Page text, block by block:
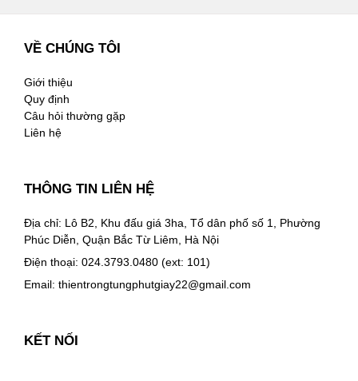
VỀ CHÚNG TÔI
Giới thiệu
Quy định
Câu hỏi thường gặp
Liên hệ
THÔNG TIN LIÊN HỆ
Địa chỉ: Lô B2, Khu đấu giá 3ha, Tổ dân phố số 1, Phường
Phúc Diễn, Quận Bắc Từ Liêm, Hà Nội
Điện thoại: 024.3793.0480 (ext: 101)
Email: thientrongtungphutgiay22@gmail.com
KẾT NỐI